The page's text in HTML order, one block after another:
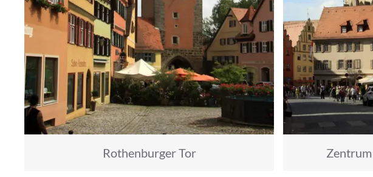
Rothenburger Tor